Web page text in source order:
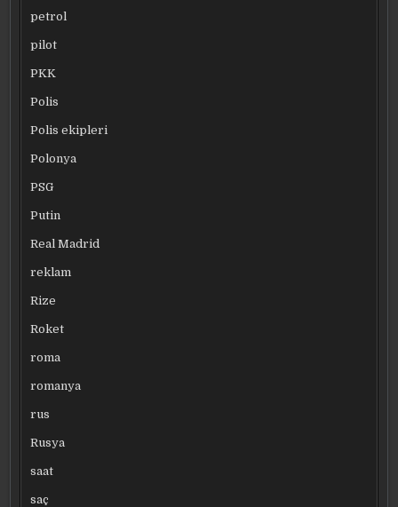
petrol
pilot
PKK
Polis
Polis ekipleri
Polonya
PSG
Putin
Real Madrid
reklam
Rize
Roket
roma
romanya
rus
Rusya
saat
saç